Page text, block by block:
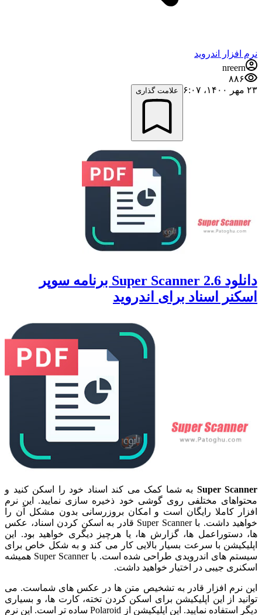
نرم افزار اندروید
nreern
۸۸۶
۲۳ مهر ۱۴۰۰،‏ ۶:۰۷
علامت گذاری
دانلود Super Scanner 2.6 برنامه سوپر
اسکنر اسناد برای اندروید
Super Scanner به شما کمک می کند اسناد خود را اسکن کنید و
محتواهای مختلفی روی گوشی خود ذخیره سازی نمایید. این نرم
افزار کاملا رایگان است و امکان بروزرسانی بدون مشکل آن را
خواهید داشت. با Super Scanner قادر به اسکن کردن اسناد، عکس
ها، دستوراعمل ها، گزارش ها، یا هرچیز دیگری خواهید بود. این
اپلیکیشن با سرعت بسیار بالایی کار می کند و به شکل خاص برای
سیستم های اندرویدی طراحی شده است. با Super Scanner همیشه
اسکنری جیبی در اختیار خواهید داشت.
این نرم افزار قادر به تشخیص متن ها در عکس های شماست. می
توانید از این اپلیکیشن برای اسکن کردن تخته، کارت ها، و بسیاری
دیگر استفاده نمایید. این اپلیکیشن از Polaroid ساده تر است. این نرم